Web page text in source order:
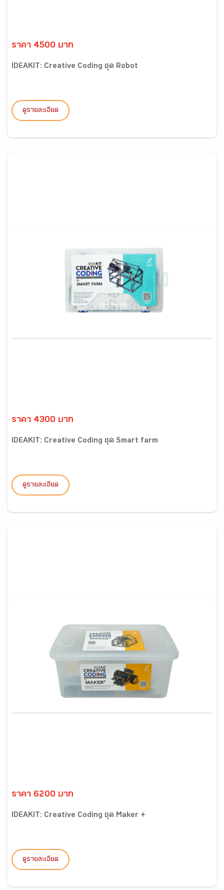
ราคา 4500 บาท
IDEAKIT: Creative Coding ชุด Robot
ดูรายละเอียด
ราคา 4300 บาท
IDEAKIT: Creative Coding ชุด Smart farm
ดูรายละเอียด
ราคา 6200 บาท
IDEAKIT: Creative Coding ชุด Maker +
ดูรายละเอียด